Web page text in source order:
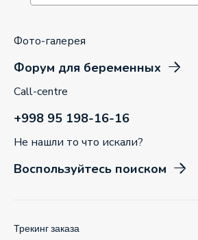
Фото-галерея
Форум для беременных
Call-centre
+998 95 198-16-16
Не нашли то что искали?
Воспользуйтесь поиском
Трекинг заказа